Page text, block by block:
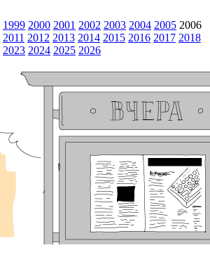
1999 2000 2001 2002 2003 2004 2005 2006
2011 2012 2013 2014 2015 2016 2017 2018
2023 2024 2025 2026